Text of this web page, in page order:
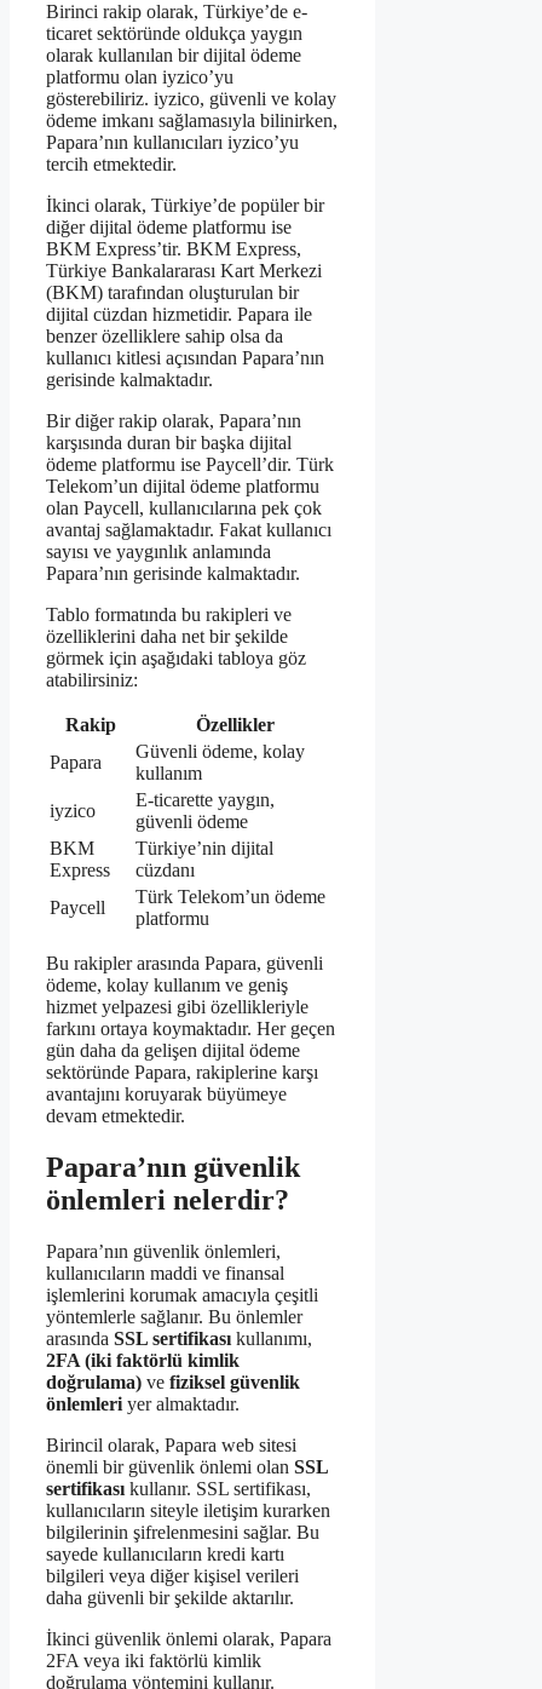
Birinci rakip olarak, Türkiye’de e-
ticaret sektöründe oldukça yaygın
olarak kullanılan bir dijital ödeme
platformu olan iyzico’yu
gösterebiliriz. iyzico, güvenli ve kolay
ödeme imkanı sağlamasıyla bilinirken,
Papara’nın kullanıcıları iyzico’yu
tercih etmektedir.
İkinci olarak, Türkiye’de popüler bir
diğer dijital ödeme platformu ise
BKM Express’tir. BKM Express,
Türkiye Bankalararası Kart Merkezi
(BKM) tarafından oluşturulan bir
dijital cüzdan hizmetidir. Papara ile
benzer özelliklere sahip olsa da
kullanıcı kitlesi açısından Papara’nın
gerisinde kalmaktadır.
Bir diğer rakip olarak, Papara’nın
karşısında duran bir başka dijital
ödeme platformu ise Paycell’dir. Türk
Telekom’un dijital ödeme platformu
olan Paycell, kullanıcılarına pek çok
avantaj sağlamaktadır. Fakat kullanıcı
sayısı ve yaygınlık anlamında
Papara’nın gerisinde kalmaktadır.
Tablo formatında bu rakipleri ve
özelliklerini daha net bir şekilde
görmek için aşağıdaki tabloya göz
atabilirsiniz:
Rakip
Özellikler
Papara
Güvenli ödeme, kolay
kullanım
iyzico
E-ticarette yaygın,
güvenli ödeme
BKM
Express
Türkiye’nin dijital
cüzdanı
Paycell
Türk Telekom’un ödeme
platformu
Bu rakipler arasında Papara, güvenli
ödeme, kolay kullanım ve geniş
hizmet yelpazesi gibi özellikleriyle
farkını ortaya koymaktadır. Her geçen
gün daha da gelişen dijital ödeme
sektöründe Papara, rakiplerine karşı
avantajını koruyarak büyümeye
devam etmektedir.
Papara’nın güvenlik
önlemleri nelerdir?
Papara’nın güvenlik önlemleri,
kullanıcıların maddi ve finansal
işlemlerini korumak amacıyla çeşitli
yöntemlerle sağlanır. Bu önlemler
arasında SSL sertifikası kullanımı,
2FA (iki faktörlü kimlik
doğrulama) ve fiziksel güvenlik
önlemleri yer almaktadır.
Birincil olarak, Papara web sitesi
önemli bir güvenlik önlemi olan SSL
sertifikası kullanır. SSL sertifikası,
kullanıcıların siteyle iletişim kurarken
bilgilerinin şifrelenmesini sağlar. Bu
sayede kullanıcıların kredi kartı
bilgileri veya diğer kişisel verileri
daha güvenli bir şekilde aktarılır.
İkinci güvenlik önlemi olarak, Papara
2FA veya iki faktörlü kimlik
doğrulama yöntemini kullanır.